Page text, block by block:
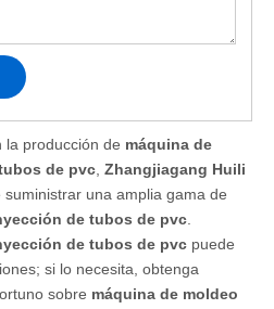
la producción de máquina de
de pvc Zhangjiagang Huili
suministrar una amplia gama de
de tubos de pvc
de tubos de pvc puede
si lo necesita, obtenga
sobre máquina de moldeo